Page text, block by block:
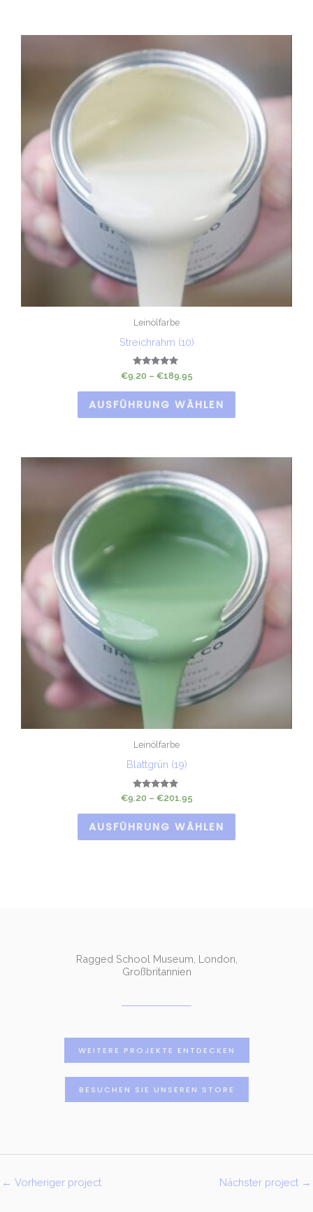
Leinölfarbe
Streichrahm (10)
Bewertet
mit
5.00
von 5
€9.20 – €189.95
AUSFÜHRUNG WÄHLEN
Leinölfarbe
Blattgrün (19)
Bewertet
5.00
von 5
€9.20 – €201.95
AUSFÜHRUNG WÄHLEN
Ragged School Museum, London,
Großbritannien
WEITERE PROJEKTE ENTDECKEN
BESUCHEN SIE UNSEREN STORE
← Vorheriger project Nächster project →